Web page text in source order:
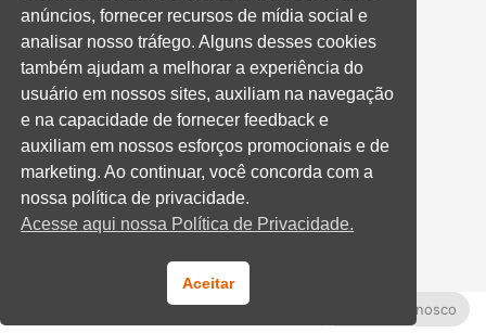
CONVENÇÃO COLETIVA E ACORDOS
Convenções Coletivas
Banco do Brasil
Caixa Econômica Federal
Banrisul
Privados
Aditivos RS
Cooperativas e Financeiras
Fale Conosco
anúncios, fornecer recursos de mídia social e
analisar nosso tráfego. Alguns desses cookies
também ajudam a melhorar a experiência do
usuário em nossos sites, auxiliam na navegação
e na capacidade de fornecer feedback e
auxiliam em nossos esforços promocionais e de
marketing. Ao continuar, você concorda com a
nossa política de privacidade.
Acesse aqui nossa Política de Privacidade.
Aceitar